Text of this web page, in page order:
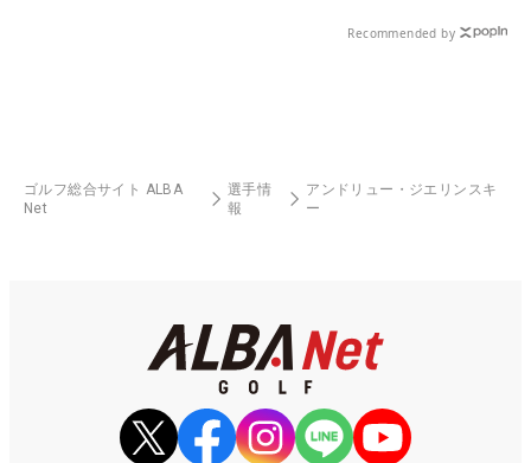
Recommended by
ゴルフ総合サイト ALBA
Net
選手情
報
アンドリュー・ジエリンスキ
ー